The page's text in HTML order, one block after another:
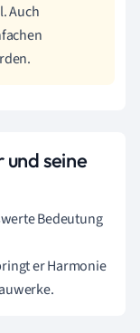
Auch
seine
Bedeutung
er Harmonie